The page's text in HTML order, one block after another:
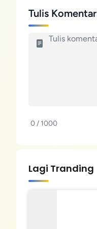
Tulis Komentar
0 / 1000
Lagi Tranding